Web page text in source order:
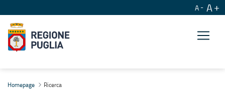
A A
Homepage Ricerca